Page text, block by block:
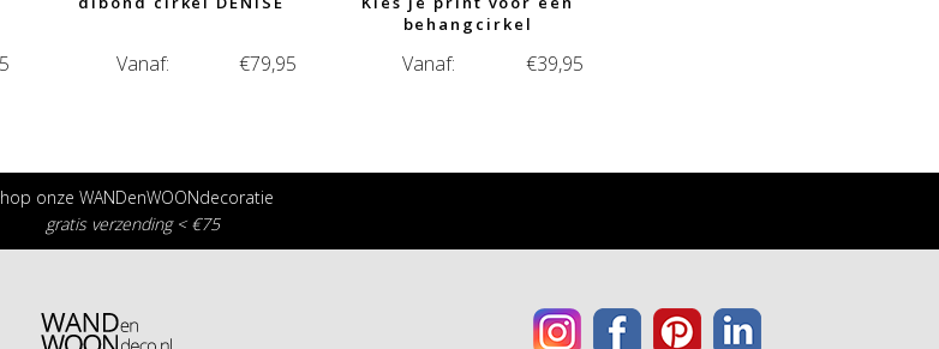
Vanaf: €79,95
behangcirkel
Vanaf: €39,95
onze WANDenWOONdecoratie
gratis verzending < €75